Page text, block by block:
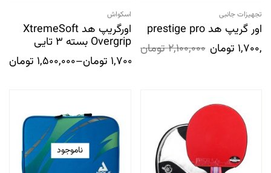
تجهیزات جانبی
اور گریپ هد prestige pro
2,100,000تومان تومان
اسکواش
اورگریپ هد XtremeSoft
Overgrip بسته 3 تایی
1,700,000 تومان–
1,500,000 تومان
ناموجود